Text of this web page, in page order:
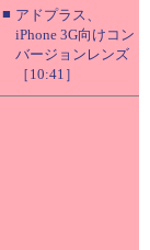
■ アドプラス、
iPhone 3G向けコン
バージョンレンズ
［10:41］